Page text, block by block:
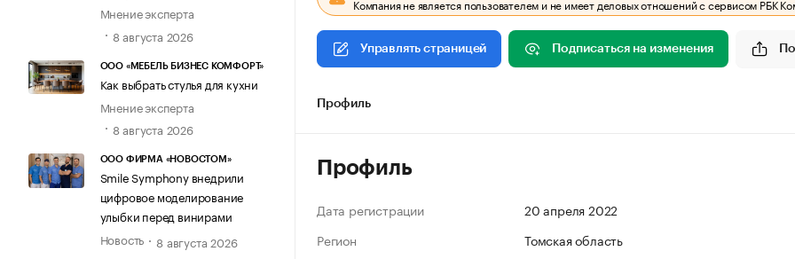
Мнение эксперта
8 августа 2026
ООО «МЕБЕЛЬ БИЗНЕС КОМФОРТ»
Как выбрать стулья для кухни
Мнение эксперта
8 августа 2026
ООО ФИРМА «НОВОСТОМ»
Smile Symphony внедрили
цифровое моделирование
улыбки перед винирами
Новость
8 августа 2026
Компания не является пользователем и не имеет деловых отношений с сервисом РБК
Управлять страницей Подписаться на изменения
Профиль
Профиль
Дата регистрации
20 апреля 2022
Регион
Томская область